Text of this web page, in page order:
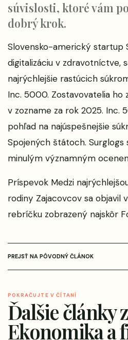
súvislosti, ktoré vám
dobrý krok.
Slovensko-americký startup
digitalizáciu v zdravotníctve,
najrýchlejšie rastúcich
Inc. 5000. Zostavovatelia ho
v zozname za rok 2025. Inc.
pohľad na najúspešnejšie
Spojených štátoch. Surglogs
minulým významným
Príspevok Medzi
rodiny Zajacovcov sa objavil
rebríčku zobrazený najskôr
PREJSŤ NA PÔVODNÝ ČLÁNOK
POKRAČUJTE V ČÍTANÍ
Ďalšie články
Ekonomika a